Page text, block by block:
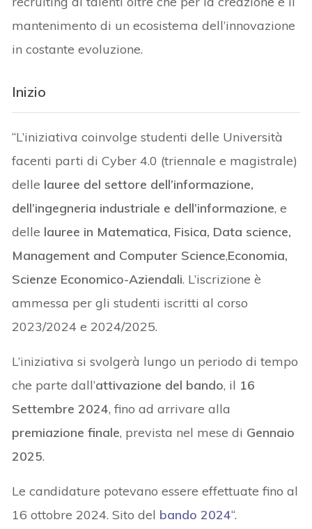
mantenimento di un ecosistema dell’innovazione
in costante evoluzione.
Inizio
“L’iniziativa coinvolge studenti delle Università
facenti parti di Cyber 4.0 (triennale e magistrale)
delle lauree del settore dell’informazione,
dell’ingegneria industriale e dell’informazione, e
delle lauree in Matematica, Fisica, Data science,
Management and Computer Science,Economia,
Scienze Economico-Aziendali. L’iscrizione è
ammessa per gli studenti iscritti al corso
2023/2024 e 2024/2025.
L’iniziativa si svolgerà lungo un periodo di tempo
che parte dall’attivazione del bando, il 16
Settembre 2024, fino ad arrivare alla
premiazione finale, prevista nel mese di Gennaio
2025.
Le candidature potevano essere effettuate fino al
16 ottobre 2024. Sito del bando 2024“.